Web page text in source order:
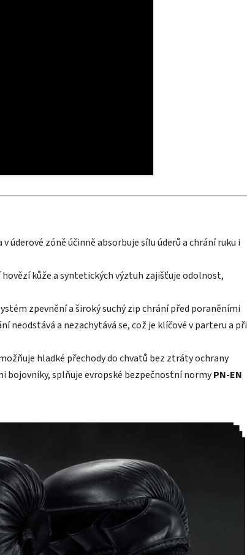
úderové zóně účinně absorbuje sílu úderů a chrání ruku i
kůže a syntetických výztuh zajišťuje odolnost,
zpevnění a široký suchý zip chrání před poraněními
neodstává a nezachytává se, což je klíčové v parteru a při
hladké přechody do chvatů bez ztráty ochrany
bojovníky, splňuje evropské bezpečnostní normyPN-EN